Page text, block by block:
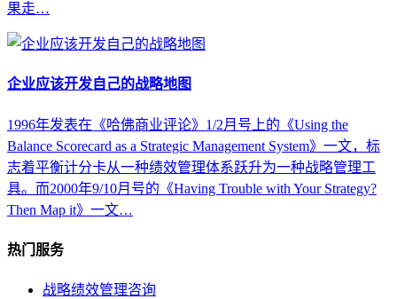
果走…
企业应该开发自己的战略地图
1996年发表在《哈佛商业评论》1/2月号上的《Using the
Balance Scorecard as a Strategic Management System》一文，标
志着平衡计分卡从一种绩效管理体系跃升为一种战略管理工
具。而2000年9/10月号的《Having Trouble with Your Strategy?
Then Map it》一文…
热门服务
战略绩效管理咨询